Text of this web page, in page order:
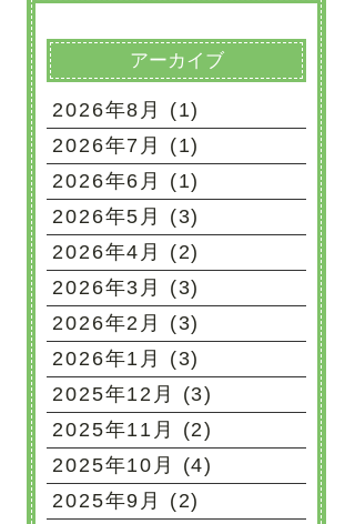
アーカイブ
2026年8月 (1)
2026年7月 (1)
2026年6月 (1)
2026年5月 (3)
2026年4月 (2)
2026年3月 (3)
2026年2月 (3)
2026年1月 (3)
2025年12月 (3)
2025年11月 (2)
2025年10月 (4)
2025年9月 (2)